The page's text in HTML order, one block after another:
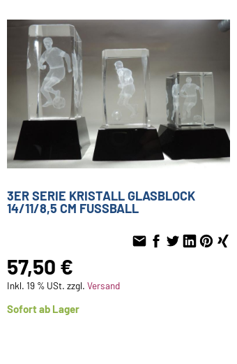
3ER SERIE KRISTALL GLASBLOCK
14/11/8,5 CM FUSSBALL
57,50 €
Inkl. 19 % USt. zzgl. Versand
Sofort ab Lager